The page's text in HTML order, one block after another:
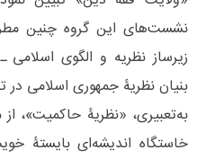
نشست‌های این گروه چنین
زیرساز نظریه و الگوی
بنیان نظریۀ جمهوری اسلامی
به‌تعبیری، «نظریۀ حاکمیت»،
خاستگاه اندیشه‌ای بایستۀ